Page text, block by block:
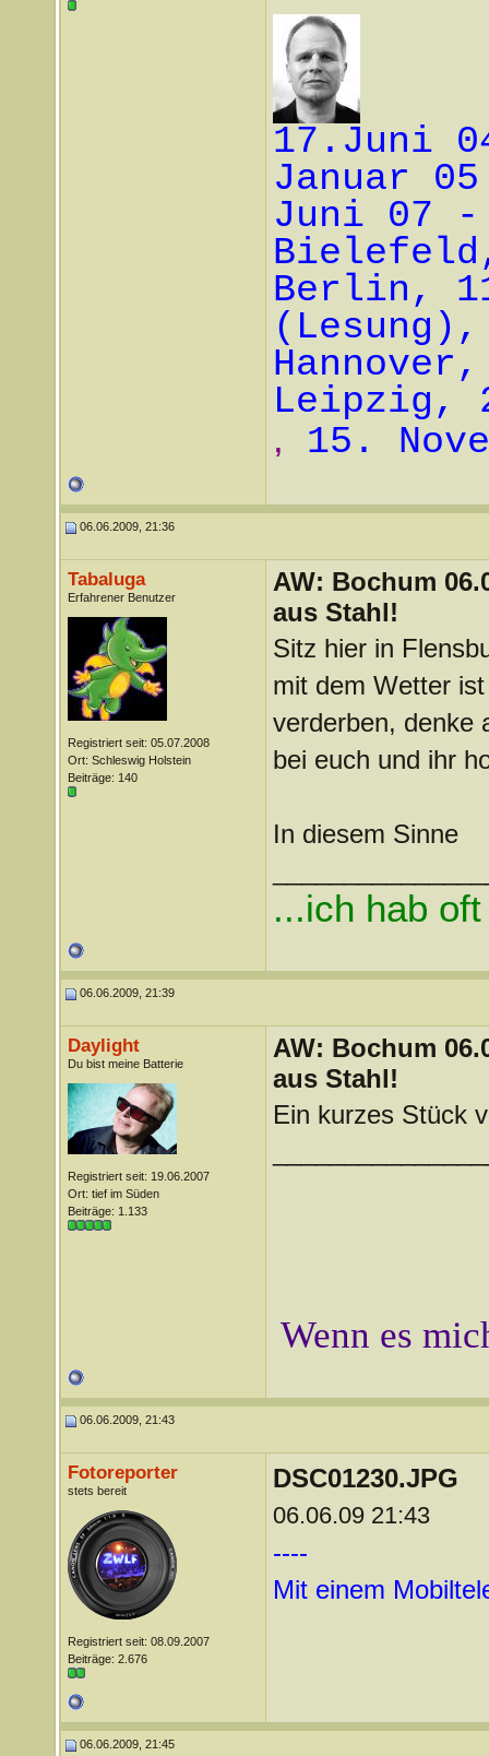
17.Juni
Januar
Juni 07
Berlin,
Leipzig,
, 15.
06.06.2009, 21:36
Tabaluga
Erfahrener Benutzer
Registriert seit: 05.07.2008
Ort: Schleswig Holstein
Beiträge: 140
AW: Bochum
aus Stahl!
Sitz hier in
mit dem Wetter
verderben, denke
bei euch und ihr
In diesem Sinne
...ich hab
06.06.2009, 21:39
Daylight
Du bist meine Batterie
Registriert seit: 19.06.2007
Ort: tief im Süden
Beiträge: 1.133
AW: Bochum
aus Stahl!
Ein kurzes Stück
Wenn es
06.06.2009, 21:43
Fotoreporter
stets bereit
Registriert seit: 08.09.2007
Beiträge: 2.676
DSC01230.JPG
06.06.09 21:43
----
Mit einem
06.06.2009, 21:45